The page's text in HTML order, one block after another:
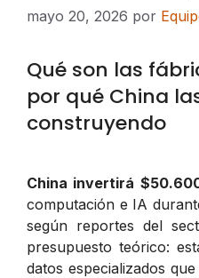
mayo 20, 2026 por
Qué son las
por qué China
construyendo
China invertirá
computación e IA
según reportes del
presupuesto teórico:
datos especializados